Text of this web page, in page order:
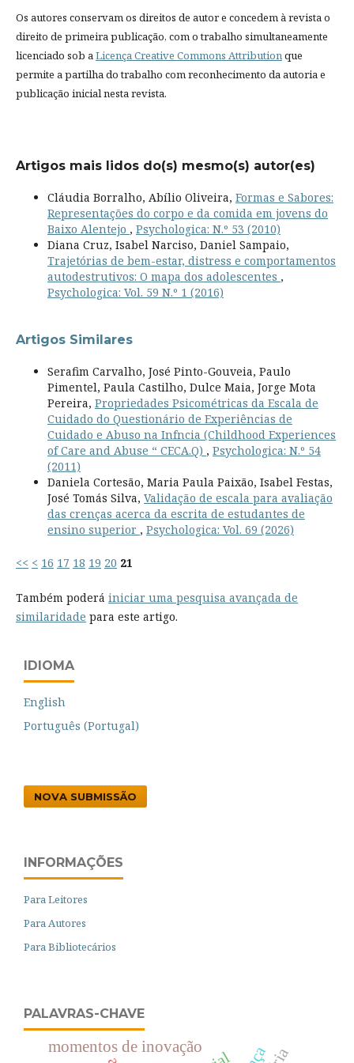
Os autores conservam os direitos de autor e concedem à revista o
direito de primeira publicação, com o trabalho simultaneamente
licenciado sob aLicença Creative Commons Attributionque
permite a partilha do trabalho com reconhecimento da autoria e
publicação inicial nesta revista.
Artigos mais lidos do(s) mesmo(s) autor(es)
Cláudia Borralho, Abílio Oliveira, Formas e Sabores:
Representações do corpo e da comida em jovens do
Baixo Alentejo , Psychologica: N.º 53 (2010)
Diana Cruz, Isabel Narciso, Daniel Sampaio,
Trajetórias de bem-estar, distress e comportamentos
autodestrutivos: O mapa dos adolescentes ,
Psychologica: Vol. 59 N.º 1 (2016)
Artigos Similares
Serafim Carvalho, José Pinto-Gouveia, Paulo
Pimentel, Paula Castilho, Dulce Maia, Jorge Mota
Pereira, Propriedades Psicométricas da Escala de
Cuidado do Questionário de Experiências de
Cuidado e Abuso na Infncia (Childhood Experiences
of Care and Abuse “ CECA.Q) , Psychologica: N.º 54
(2011)
Daniela Cortesão, Maria Paula Paixão, Isabel Festas,
José Tomás Silva, Validação de escala para avaliação
das crenças acerca da escrita de estudantes de
ensino superior , Psychologica: Vol. 69 (2026)
<< < 16 17 18 19 20 21
Também poderá iniciar uma pesquisa avançada de
similaridade para este artigo.
IDIOMA
English
Português (Portugal)
NOVA SUBMISSÃO
INFORMAÇÕES
Para Leitores
Para Autores
Para Bibliotecários
PALAVRAS-CHAVE
momentos de inovação